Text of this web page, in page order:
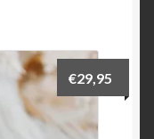
€29,95